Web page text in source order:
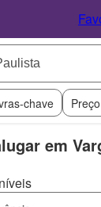
chave Preço
em